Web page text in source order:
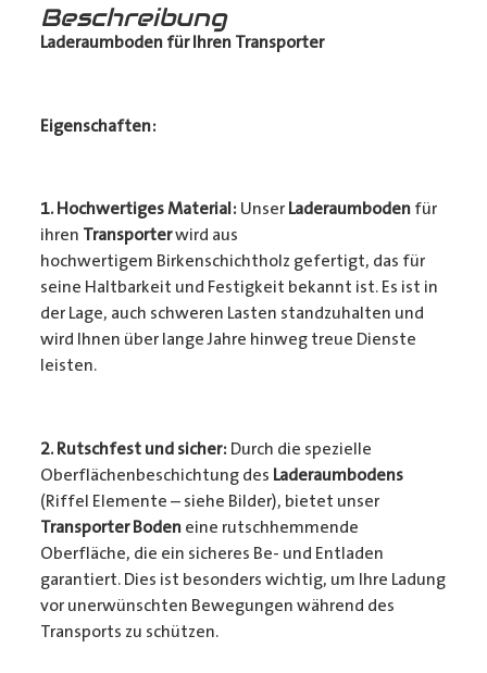
Beschreibung
Laderaumboden für Ihren Transporter
Eigenschaften:
1. Hochwertiges Material: Unser Laderaumbodenfür
ihren Transporterwird aus
hochwertigem Birkenschichtholz gefertigt, das für
seine Haltbarkeit und Festigkeit bekannt ist. Es ist in
der Lage, auch schweren Lasten standzuhalten und
wird Ihnen über lange Jahre hinweg treue Dienste
leisten.
2. Rutschfest und sicher: Durch die spezielle
Oberflächenbeschichtung des Laderaumbodens
(Riffel Elemente – siehe Bilder), bietet unser
Transporter Bodeneine rutschhemmende
Oberfläche, die ein sicheres Be- und Entladen
garantiert. Dies ist besonders wichtig, um Ihre Ladung
vor unerwünschten Bewegungen während des
Transports zu schützen.